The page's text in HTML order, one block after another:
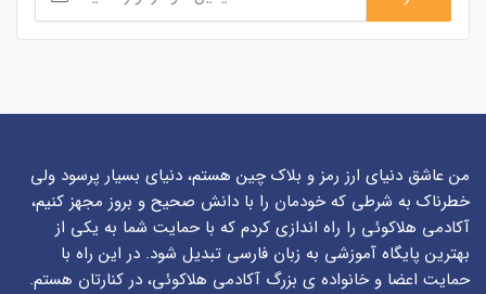
من عاشق دنیای ارز رمز و بلاک چین هستم، دنیای بسیار پرسود ولی
خطرناک به شرطی که خودمان را با دانش صحیح و بروز مجهز کنیم،
آکادمی هلاکوئی را راه اندازی کردم که با حمایت شما به یکی از
بهترین پایگاه آموزشی به زبان فارسی تبدیل شود. در این راه با
حمایت اعضا و خانواده ی بزرگ آکادمی هلاکوئی، در کنارتان هستم.